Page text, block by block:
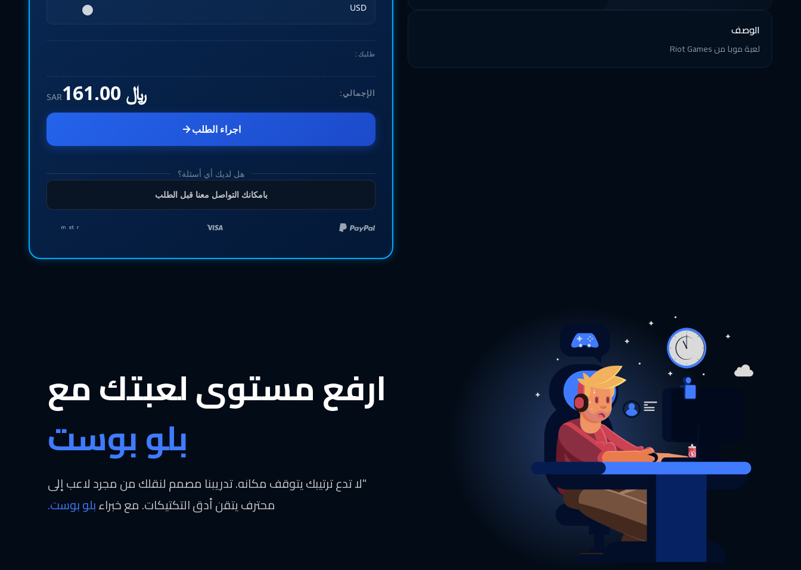
الوصف
لعبة موبا من Riot Games
USD
طلبك:
الإجمالي: ﷼ 161.00 SAR
اجراء الطلب
هل لديك أي أسئلة؟
بامكانك التواصل معنا قبل الطلب
ارفع مستوى لعبتك مع
بلو بوست
"لا تدع ترتيبك يتوقف مكانه. تدريبنا مصمم لنقلك من مجرد لاعب إلى
محترف يتقن أدق التكتيكات. مع خبراءبلو بوست.